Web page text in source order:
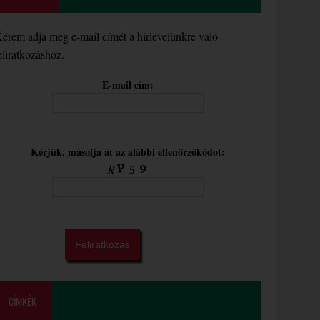
adja meg e-mail címét a hírlevelünkre való
E-mail cím:
Kérjük, másolja át az alábbi ellenőrzőkódot:
CÍMKÉK